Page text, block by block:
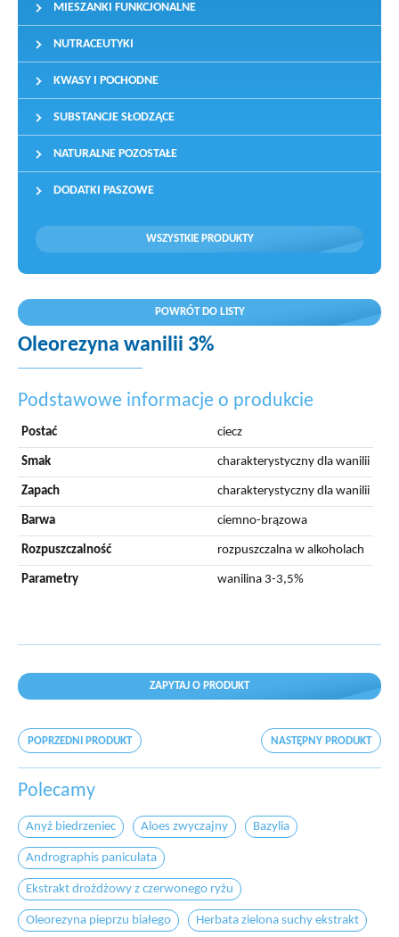
MIESZANKI FUNKCJONALNE
NUTRACEUTYKI
KWASY I POCHODNE
SUBSTANCJE SŁODZĄCE
NATURALNE POZOSTAŁE
DODATKI PASZOWE
WSZYSTKIE PRODUKTY
POWRÓT DO LISTY
Oleorezyna wanilii 3%
Podstawowe informacje o produkcie
Postać ciecz
Smak charakterystyczny dla wanilii
Zapach charakterystyczny dla wanilii
Barwa ciemno-brązowa
Rozpuszczalność rozpuszczalna w alkoholach
Parametry wanilina 3-3,5%
ZAPYTAJ O PRODUKT
POPRZEDNI PRODUKT NASTĘPNY PRODUKT
Polecamy
Anyż biedrzeniec Aloes zwyczajny Bazylia
Andrographis paniculata
Ekstrakt drożdżowy z czerwonego ryżu
Oleorezyna pieprzu białego Herbata zielona suchy ekstrakt